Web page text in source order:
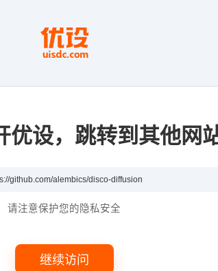
优设，跳转到其他网
请注意保护您的隐私安全
继续访问